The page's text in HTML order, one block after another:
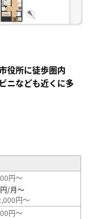
役所に徒歩圏内
ニなども近くに多
円～
円/月～
円～
円～